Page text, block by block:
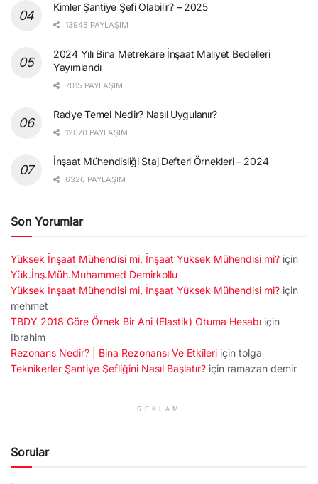
Kimler Şantiye Şefi Olabilir? – 2025
13945 PAYLAŞIM
2024 Yılı Bina Metrekare İnşaat Maliyet Bedelleri
Yayımlandı
7015 PAYLAŞIM
Radye Temel Nedir? Nasıl Uygulanır?
12070 PAYLAŞIM
İnşaat Mühendisliği Staj Defteri Örnekleri – 2024
6326 PAYLAŞIM
Son Yorumlar
Yüksek İnşaat Mühendisi mi, İnşaat Yüksek Mühendisi mi? için
Yük.İnş.Müh.Muhammed Demirkollu
Yüksek İnşaat Mühendisi mi, İnşaat Yüksek Mühendisi mi? için
mehmet
TBDY 2018 Göre Örnek Bir Ani (Elastik) Otuma Hesabı için
İbrahim
Rezonans Nedir? | Bina Rezonansı Ve Etkileri için tolga
Teknikerler Şantiye Şefliğini Nasıl Başlatır? için ramazan demir
REKLAM
Sorular